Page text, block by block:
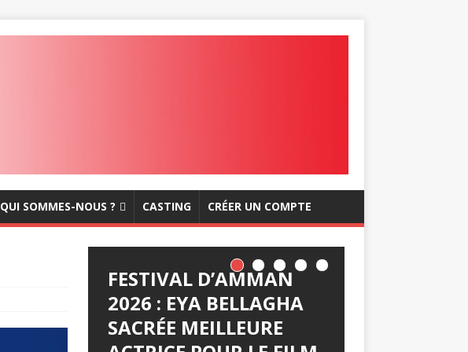
QUI SOMMES-NOUS ? CASTING CRÉER UN COMPTE
FESTIVAL D’AMMAN
2026 : EYA BELLAGHA
SACRÉE MEILLEURE